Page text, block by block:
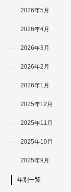
2026年5月
2026年4月
2026年3月
2026年2月
2026年1月
2025年12月
2025年11月
2025年10月
2025年9月
年別一覧